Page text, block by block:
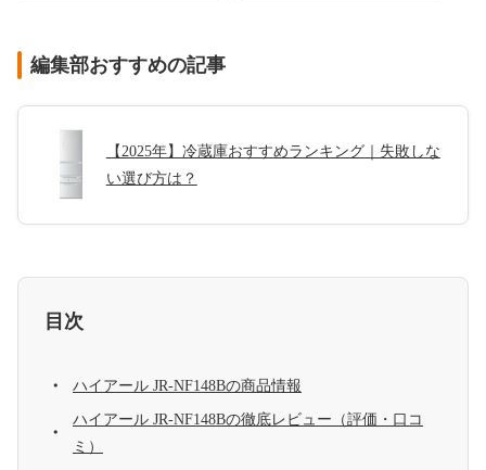
編集部おすすめの記事
【2025年】冷蔵庫おすすめランキング｜失敗しな
い選び方は？
目次
ハイアール JR-NF148Bの商品情報
ハイアール JR-NF148Bの徹底レビュー（評価・口コ
ミ）